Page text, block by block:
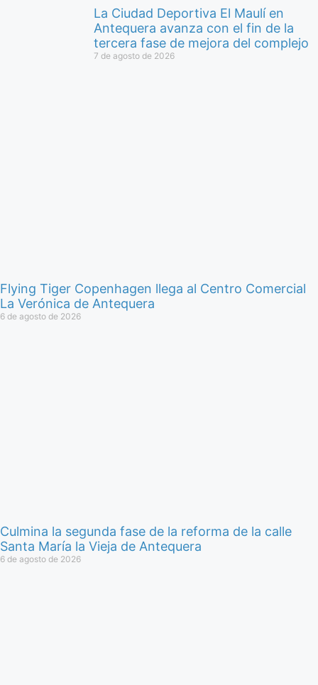
La Ciudad Deportiva El Maulí en
Antequera avanza con el fin de la
tercera fase de mejora del complejo
7 de agosto de 2026
Flying Tiger Copenhagen llega al Centro Comercial
La Verónica de Antequera
6 de agosto de 2026
Culmina la segunda fase de la reforma de la calle
Santa María la Vieja de Antequera
6 de agosto de 2026